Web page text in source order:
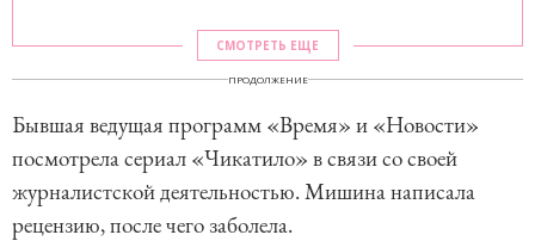
СМОТРЕТЬ ЕЩЕ
ПРОДОЛЖЕНИЕ
Бывшая ведущая программ «Время» и «Новости»
посмотрела сериал «Чикатило» в связи со своей
журналистской деятельностью. Мишина написала
рецензию, после чего заболела.